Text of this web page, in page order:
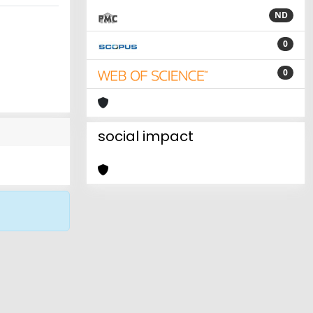
ND
0
0
social impact